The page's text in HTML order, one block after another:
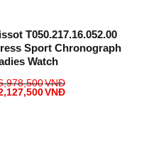
T050.217.16.052.00
Sport Chronograph
Watch
VNĐ
VNĐ